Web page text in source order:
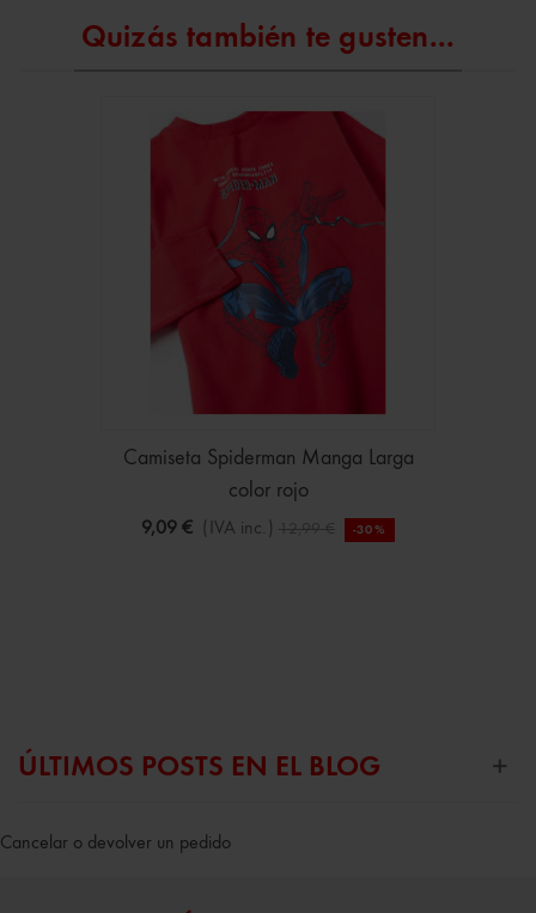
Quizás también te gusten...
Camiseta Spiderman Manga Larga
color rojo
9,09 € (IVA inc.) 12,99 € -30%
ÚLTIMOS POSTS EN EL BLOG
Cancelar o devolver un pedido